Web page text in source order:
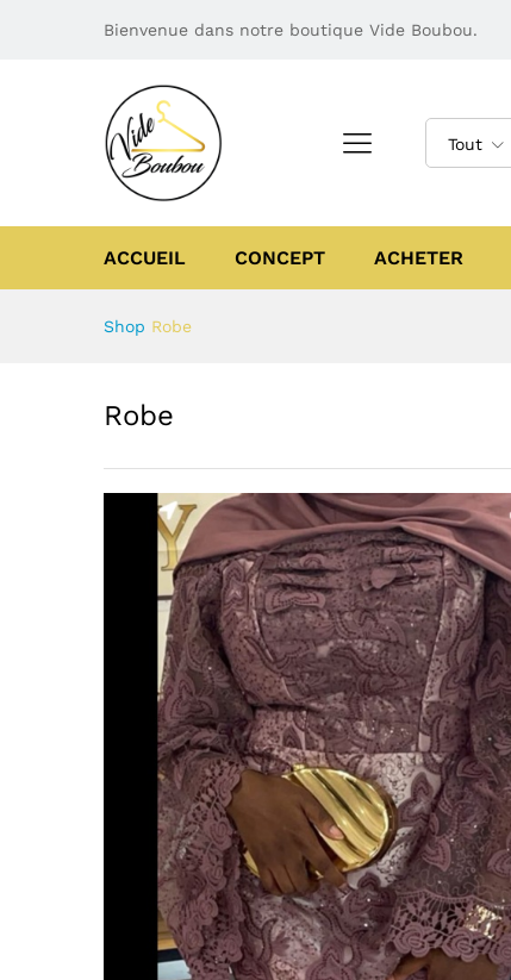
Bienvenue dans notre boutique Vide Boubou.
Tout
ACCUEIL CONCEPT ACHETER
Shop Robe
Robe